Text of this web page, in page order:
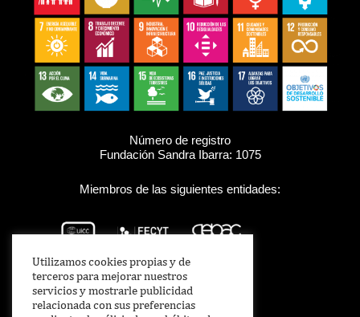
Número de registro
Fundación Sandra Ibarra: 1075
Miembros de las siguientes entidades:
Utilizamos cookies propias y de
terceros para mejorar nuestros
servicios y mostrarle publicidad
relacionada con sus preferencias